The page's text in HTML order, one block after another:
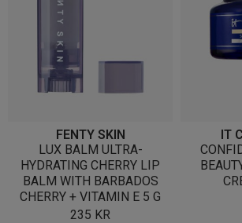
FENTY SKIN
LUX BALM ULTRA-
HYDRATING CHERRY LIP
BALM WITH BARBADOS
CHERRY + VITAMIN E 5 G
235 KR
IT